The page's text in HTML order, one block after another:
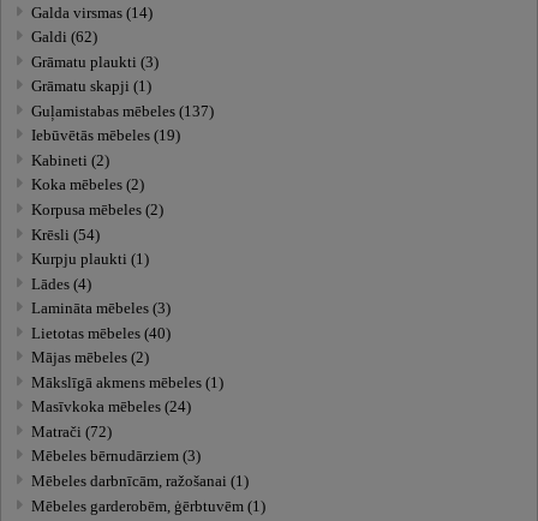
Galda virsmas (14)
Galdi (62)
Grāmatu plaukti (3)
Grāmatu skapji (1)
Guļamistabas mēbeles (137)
Iebūvētās mēbeles (19)
Kabineti (2)
Koka mēbeles (2)
Korpusa mēbeles (2)
Krēsli (54)
Kurpju plaukti (1)
Lādes (4)
Lamināta mēbeles (3)
Lietotas mēbeles (40)
Mājas mēbeles (2)
Mākslīgā akmens mēbeles (1)
Masīvkoka mēbeles (24)
Matrači (72)
Mēbeles bērnudārziem (3)
Mēbeles darbnīcām, ražošanai (1)
Mēbeles garderobēm, ģērbtuvēm (1)